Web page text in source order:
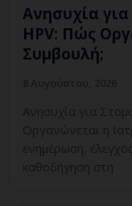
Ανησυχία
HPV: Πώς
Συμβουλή;
Ανησυχία για
Οργανώνεται η
ενημέρωση,
καθοδήγηση στη